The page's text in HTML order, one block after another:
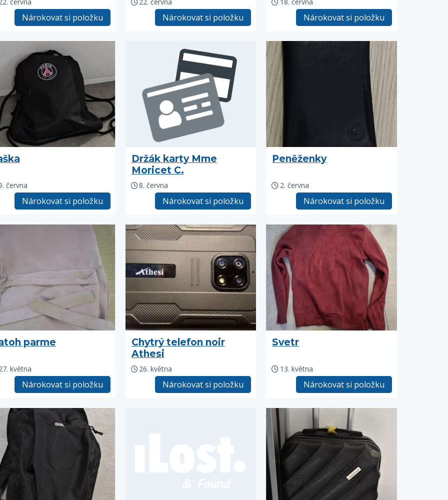
Nárokovat si položku Nárokovat si položku Nárokovat si položku
června
Nárokovat si položku
Držák karty Mme
Moricet C.
8. června
Nárokovat si položku
Peněženky
2. června
Nárokovat si položku
parme
května
Nárokovat si položku
Chytrý telefon noir
Athesi
26. května
Nárokovat si položku
Svetr
13. května
Nárokovat si položku